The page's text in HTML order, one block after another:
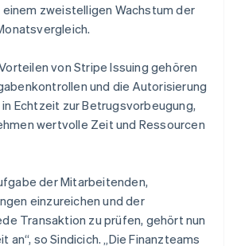
zweistelligen Wachstum der
von Stripe Issuing gehören
und die Autorisierung
Echtzeit zur Betrugsvorbeugung,
wertvolle Zeit und Ressourcen
der Mitarbeitenden,
einzureichen und der
Transaktion zu prüfen, gehört nun
an“, so Sindicich. „Die Finanzteams